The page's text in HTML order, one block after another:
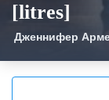
[litres]
Дженнифер